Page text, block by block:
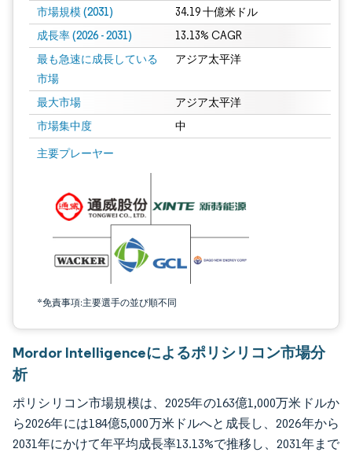
市場規模 (2031) 34.19 十億米ドル
成長率 (2026 - 2031) 13.13% CAGR
最も急速に成長している
市場
アジア太平洋
最大市場 アジア太平洋
市場集中度 中
主要プレーヤー
*免責事項:主要選手の並び順不同
画像 © Mordor Intelligence。再利用にはCC BY 4.0の表示が必要です。
Mordor Intelligenceによるポリシリコン市場分
析
ポリシリコン市場規模は、2025年の163億1,000万米ドルか
ら2026年には184億5,000万米ドルへと成長し、2026年から
2031年にかけて年平均成長率13.13%で推移し、2031年まで